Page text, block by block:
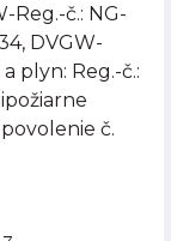
Reg.-č.: NG-
DVGW-
a plyn: Reg.-č.:
č.